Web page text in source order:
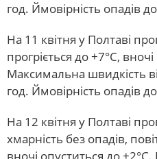
год. Ймовірність опадів
На 11 квітня у Полтаві
прогріється до +7°С,
Максимальна швидкість
год. Ймовірність опадів
На 12 квітня у Полтаві
хмарність без опадів,